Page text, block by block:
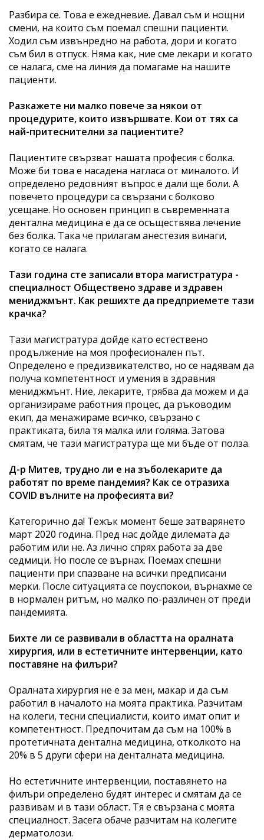
Разбира се. Това е ежедневие. Давал съм и нощни
смени, на които съм поемал спешни пациенти.
Ходил съм извънредно на работа, дори и когато
съм бил в отпуск. Няма как, ние сме лекари и когато
се налага, сме на линия да помагаме на нашите
пациенти.
Разкажете ни малко повече за някои от
процедурите, които извършвате. Кои от тях са
най-притеснителни за пациентите?
Пациентите свързват нашата професия с болка.
Може би това е насадена нагласа от миналото. И
определено редовният въпрос е дали ще боли. А
повечето процедури са свързани с болково
усещане. Но основен принцип в съвременната
дентална медицина е да се осъществява лечение
без болка. Така че прилагам анестезия винаги,
когато се налага.
Тази година сте записали втора магистратура -
специалност Обществено здраве и здравен
мениджмънт. Как решихте да предприемете тази
крачка?
Тази магистратура дойде като естествено
продължение на моя професионален път.
Определено е предизвикателство, но се надявам да
получа компетентност и умения в здравния
мениджмънт. Ние, лекарите, трябва да можем и да
организираме работния процес, да ръководим
екип, да менажираме всичко, свързано с
практиката, била тя малка или голяма. Затова
смятам, че тази магистратура ще ми бъде от полза.
Д-р Митев, трудно ли е на зъболекарите да
работят по време пандемия? Как се отразиха
COVID вълните на професията ви?
Категорично да! Тежък момент беше затварянето
март 2020 година. Пред нас дойде дилемата да
работим или не. Аз лично спрях работа за две
седмици. Но после се върнах. Поемах спешни
пациенти при спазване на всички предписани
мерки. После ситуацията се поуспокои, върнахме се
в нормален ритъм, но малко по-различен от преди
пандемията.
Бихте ли се развивали в областта на оралната
хирургия, или в естетичните интервенции, като
поставяне на филъри?
Оралната хирургия не е за мен, макар и да съм
работил в началото на моята практика. Разчитам
на колеги, тесни специалисти, които имат опит и
компетентност. Предпочитам да съм на 100% в
протетичната дентална медицина, отколкото на
20% в 5 други сфери на денталната медицина.
Но естетичните интервенции, поставянето на
филъри определено будят интерес и смятам да се
развивам и в тази област. Тя е свързана с моята
специалност. Засега обаче разчитам на колегите
дерматолози.